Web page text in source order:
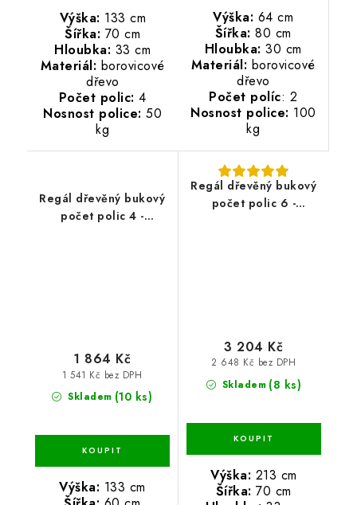
Výška: 133 cm
Šířka: 70 cm
Hloubka: 33 cm
Materiál: borovicové
dřevo
Počet polic: 4
Nosnost police: 50
kg
Výška: 64 cm
Šířka: 80 cm
Hloubka: 30 cm
Materiál: borovicové
dřevo
Počet políc: 2
Nosnost police: 100
kg
Regál dřevěný bukový
počet polic 4 -
Skladem (10 ks)
1 541 Kč bez DPH
1 864 Kč
Výška: 133 cm
Regál dřevěný bukový
počet polic 6 -
Skladem (8 ks)
2 648 Kč bez DPH
3 204 Kč
Výška: 213 cm
Šířka:70 cm